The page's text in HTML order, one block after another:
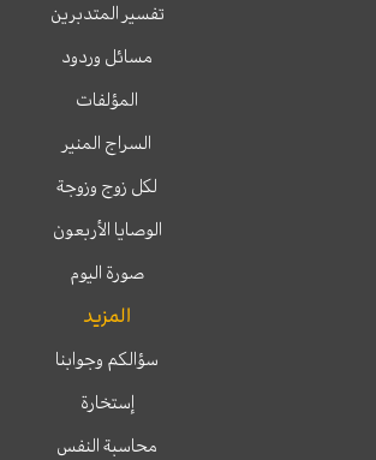
تفسير المتدبرين
مسائل وردود
المؤلفات
السراج المنير
لكل زوج وزوجة
الوصايا الأربعون
صورة اليوم
المزيد
سؤالكم وجوابنا
إستخارة
محاسبة النفس